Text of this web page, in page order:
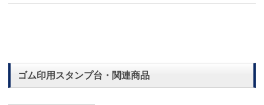
ゴム印用スタンプ台・関連商品